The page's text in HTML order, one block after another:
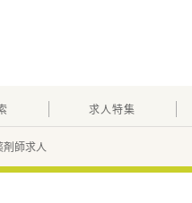
求人特集
剤師求人